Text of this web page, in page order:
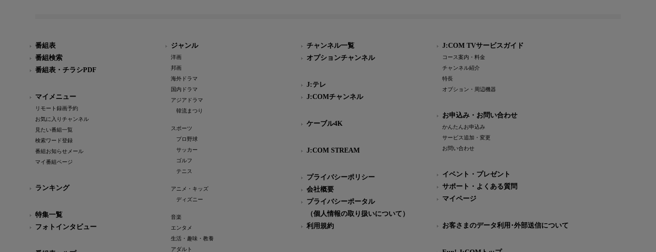
番組表
番組検索
番組表・チラシPDF
マイメニュー
リモート録画予約
お気に入りチャンネル
見たい番組一覧
検索ワード登録
番組お知らせメール
マイ番組ページ
ランキング
特集一覧
フォトインタビュー
ジャンル
洋画
邦画
海外ドラマ
国内ドラマ
アジアドラマ
韓流まつり
スポーツ
プロ野球
サッカー
ゴルフ
テニス
アニメ・キッズ
ディズニー
音楽
エンタメ
生活・趣味・教養
アダルト
チャンネル一覧
オプションチャンネル
J:テレ
J:COMチャンネル
ケーブル4K
J:COM STREAM
プライバシーポリシー
会社概要
プライバシーポータル
（個人情報の取り扱いについて）
利用規約
J:COM TVサービスガイド
コース案内・料金
チャンネル紹介
特長
オプション・周辺機器
お申込み・お問い合わせ
かんたんお申込み
サービス追加・変更
お問い合わせ
イベント・プレゼント
サポート・よくある質問
マイページ
お客さまのデータ利用･外部送信について